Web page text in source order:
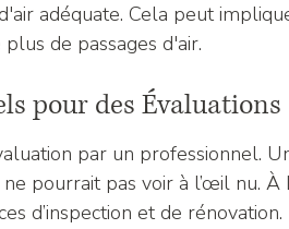
adéquate. Cela peut
de passages d'air.
pour des Évaluations
par un professionnel.
pourrait pas voir à l’œil nu. À
d’inspection et de rénovation.